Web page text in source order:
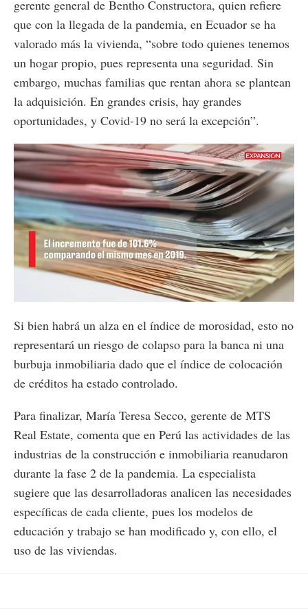
gerente general de Bentho Constructora, quien refiere
que con la llegada de la pandemia, en Ecuador se ha
valorado más la vivienda, “sobre todo quienes tenemos
un hogar propio, pues representa una seguridad. Sin
embargo, muchas familias que rentan ahora se plantean
la adquisición. En grandes crisis, hay grandes
oportunidades, y Covid-19 no será la excepción”.
Loaded:
100.00%
Si bien habrá un alza en el índice de morosidad, esto no
representará un riesgo de colapso para la banca ni una
burbuja inmobiliaria dado que el índice de colocación
de créditos ha estado controlado.
Para finalizar, María Teresa Secco, gerente de MTS
Real Estate, comenta que en Perú las actividades de las
industrias de la construcción e inmobiliaria reanudaron
durante la fase 2 de la pandemia. La especialista
sugiere que las desarrolladoras analicen las necesidades
específicas de cada cliente, pues los modelos de
educación y trabajo se han modificado y, con ello, el
uso de las viviendas.